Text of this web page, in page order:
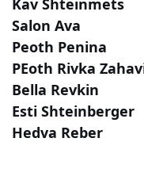
Kav Shteinmets
Salon Ava
Peoth Penina
PEoth Rivka
Bella Revkin
Esti Shteinberger
Hedva Reber